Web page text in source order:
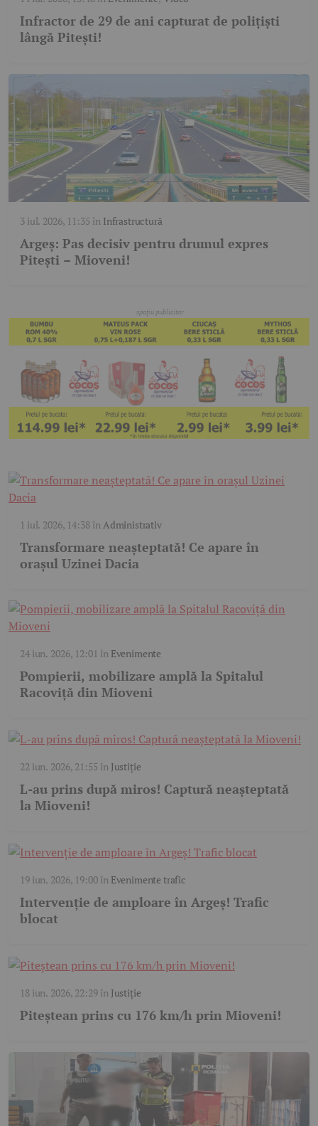
Infractor de 29 de ani capturat de polițiști
lângă Pitești!
3 iul. 2026, 11:35 în Infrastructură
Argeș: Pas decisiv pentru drumul expres
Pitești – Mioveni!
1 iul. 2026, 14:38înAdministrativ
Transformare neașteptată! Ce apare în
orașul Uzinei Dacia
24 iun. 2026, 12:01 în Evenimente
Pompierii, mobilizare amplă la Spitalul
Racoviță din Mioveni
22 iun. 2026, 21:55 în Justiție
L-au prins după miros! Captură neașteptată
la Mioveni!
19 iun. 2026, 19:00în Evenimente trafic
Intervenție de amploare în Argeș! Trafic
blocat
18 iun. 2026, 22:29în Justiție
Piteștean prins cu 176 km/h prin Mioveni!